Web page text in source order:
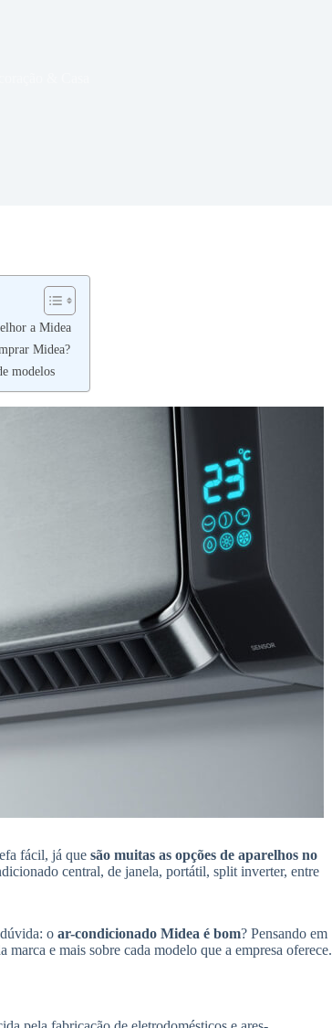
a Midea
Midea?
modelos
fácil, já que são muitas as opções de aparelhos no
central, de janela, portátil, split inverter, entre
o ar-condicionado Midea é bom? Pensando em
e mais sobre cada modelo que a empresa oferece.